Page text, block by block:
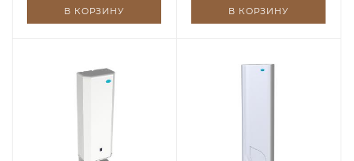
В КОРЗИНУ В КОРЗИНУ